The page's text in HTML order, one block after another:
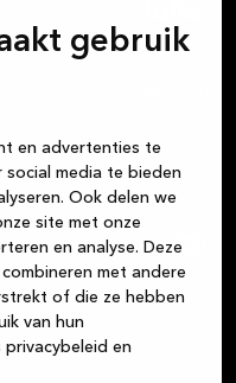
gebruik
en advertenties te
media te bieden
Ook delen we
site met onze
en analyse. Deze
met andere
of die ze hebben
van hun
privacybeleid en
bij
een